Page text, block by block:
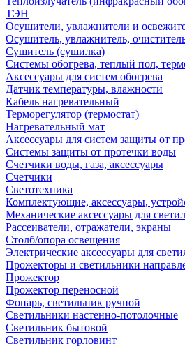
ТЭН
Осушители, увлажнители и
Осушитель, увлажнитель,
Сушитель (сушилка)
Системы обогрева, теплый пол,
Аксессуары для систем обогрева
Датчик температуры, влажности
Кабель нагревательный
Терморегулятор (термостат)
Нагревательный мат
Аксессуары для систем защиты от
Системы защиты от протечки воды
Счетчики воды, газа, аксессуары
Счетчики
Светотехника
Комплектующие, аксессуары,
Механические аксессуары для
Рассеиватели, отражатели, экраны
Столб/опора освещения
Электрические аксессуары для
Прожекторы и светильники
Прожектор
Прожектор переносной
Фонарь, светильник ручной
Светильники настенно-потолочные
Светильник бытовой
Светильник горловинт